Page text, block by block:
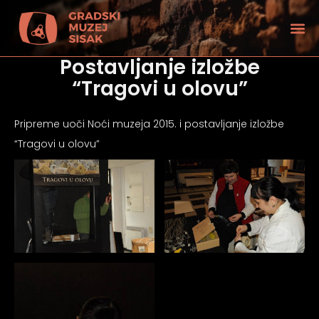
Postavljanje izložbe
“Tragovi u olovu”
Pripreme uoči Noći muzeja 2015. i postavljanje izložbe
“Tragovi u olovu”